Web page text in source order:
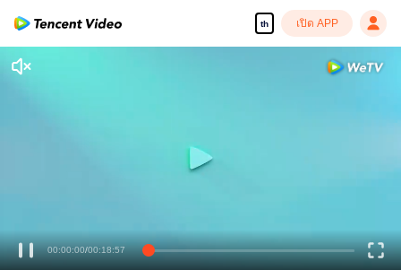
th เปิด APP
00:00:00/00:18:57